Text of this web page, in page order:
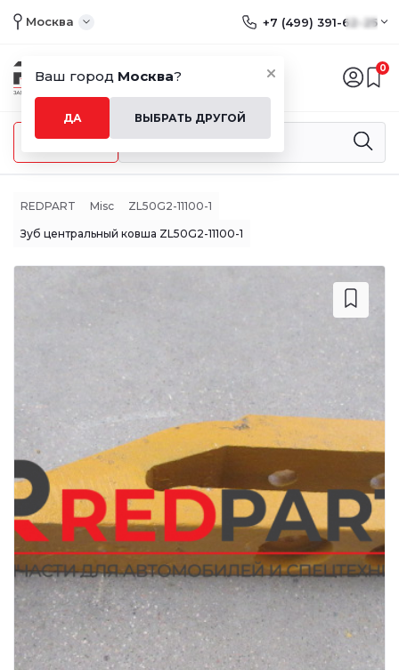
Ваш город Москва?
ДА ВЫБРАТЬ ДРУГОЙ
Москва +7 (499) 391-62-25
0
Меню
REDPART Misc ZL50G2-11100-1
Зуб центральный ковша ZL50G2-11100-1